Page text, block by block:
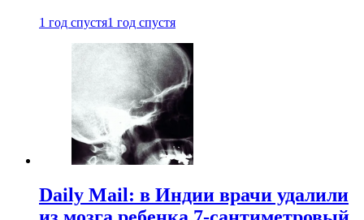
1 год спустя1 год спустя
Daily Mail: в Индии врачи удалили